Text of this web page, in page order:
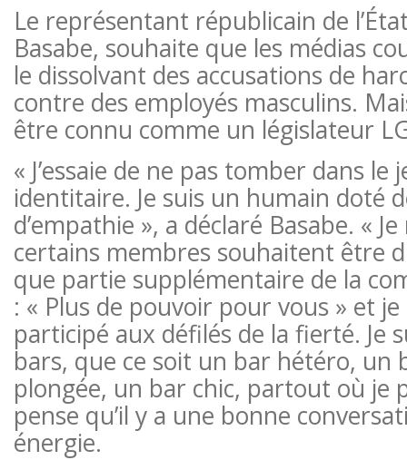
Le représentant républicain de
Basabe, souhaite que les médias
le dissolvant des accusations de
contre des employés masculins.
être connu comme un législateur
« J’essaie de ne pas tomber dans
identitaire. Je suis un humain doté
d’empathie », a déclaré Basabe. «
certains membres souhaitent être
que partie supplémentaire de la
: « Plus de pouvoir pour vous » et je
participé aux défilés de la fierté. Je
bars, que ce soit un bar hétéro, un
plongée, un bar chic, partout où je
pense qu’il y a une bonne
énergie.